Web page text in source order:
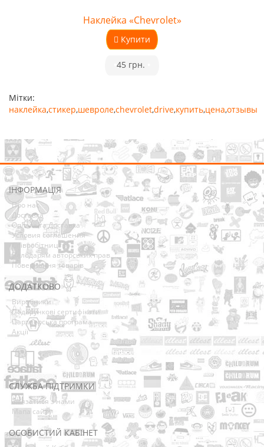
Наклейка «Chevrolet»
Купити
45 грн.
Мітки:
наклейка,стикер,шевроле,chevrolet,drive,купить,цена,отзывы
ІНФОРМАЦІЯ
Про нас
Доставка
Оплата та Доставка
Условия соглашения
Співробітництво
Володарям авторських прав
Повернення товарів
ДОДАТКОВО
Виробники
Подарункові сертифікати
Партнерська програма
Акції
СЛУЖБА ПІДТРИМКИ
Зв’язатися з нами
Мапа сайту
ОСОБИСТИЙ КАБІНЕТ